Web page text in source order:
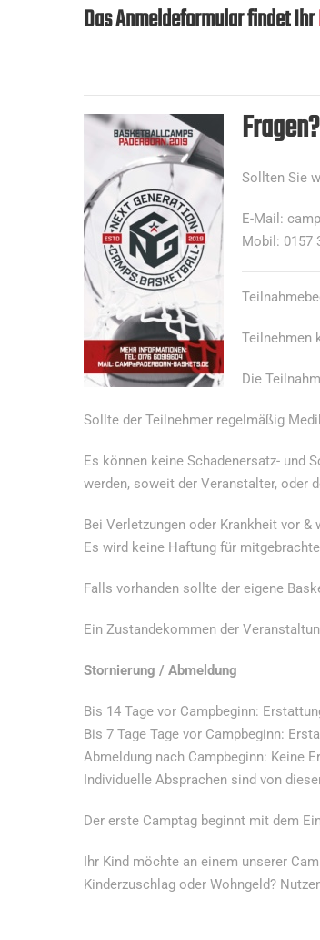
Das Anmeldeformular findet Ihr
Fragen?
Sollten Sie
E-Mail:
Mobil: 0157
Teilnehmen
Die
Sollte der Teilnehmer regelmäßig
Es können keine Schadenersatz- und
werden, soweit der Veranstalter, oder
Bei Verletzungen oder Krankheit vor
Es wird keine Haftung für
Falls vorhanden sollte der eigene
Ein Zustandekommen der
Stornierung / Abmeldung
Bis 14 Tage vor Campbeginn:
Bis 7 Tage Tage vor Campbeginn:
Abmeldung nach Campbeginn: Keine
Individuelle Absprachen sind von
Der erste Camptag beginnt mit dem
Ihr Kind möchte an einem unserer
Kinderzuschlag oder Wohngeld?